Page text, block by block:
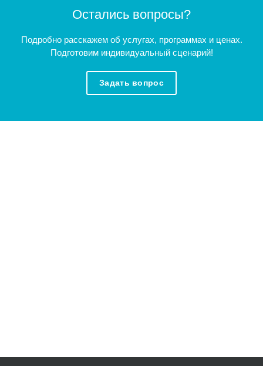
Остались вопросы?
Подробно расскажем об услугах, программах и ценах.
Подготовим индивидуальный сценарий!
Задать вопрос